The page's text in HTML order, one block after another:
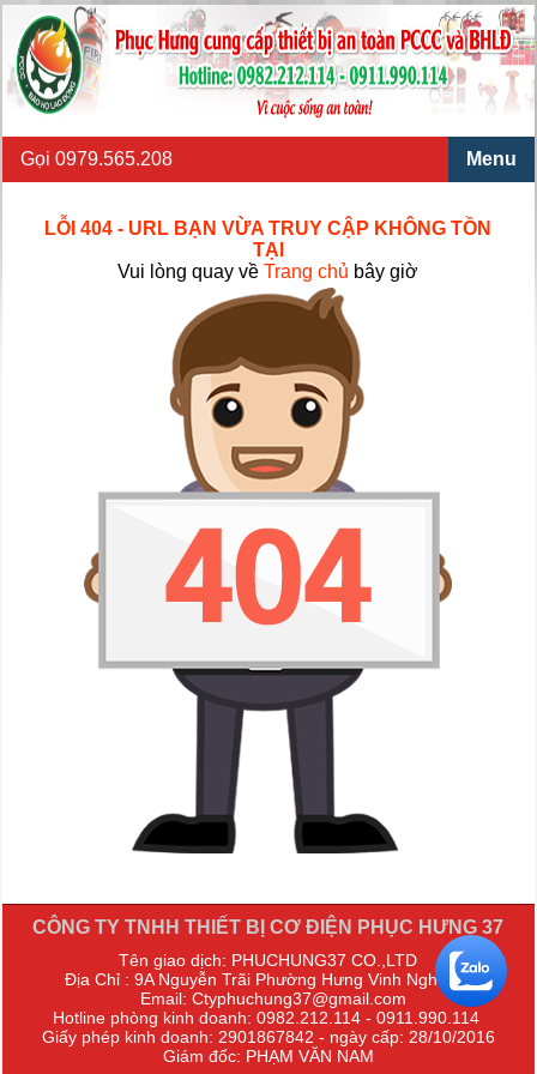
Gọi 0979.565.208 Menu
LỖI 404 - URL BẠN VỪA TRUY CẬP KHÔNG TỒN
TẠI
Vui lòng quay vềTrang chủ bây giờ
CÔNG TY TNHH THIẾT BỊ CƠ ĐIỆN PHỤC HƯNG 37
Tên giao dịch: PHUCHUNG37 CO.,LTD
Địa Chỉ : 9A Nguyễn Trãi Phường Hưng Vinh Nghệ An
Email: Ctyphuchung37@gmail.com
Hotline phòng kinh doanh: 0982.212.114 - 0911.990.114
Giấy phép kinh doanh: 2901867842 - ngày cấp: 28/10/2016
Giám đốc: PHẠM VĂN NAM